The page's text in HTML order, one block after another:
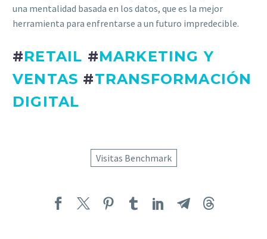
una mentalidad basada en los datos, que es la mejor
herramienta para enfrentarse a un futuro impredecible.
#RETAIL #MARKETING Y
VENTAS #TRANSFORMACIÓN
DIGITAL
Visitas Benchmark